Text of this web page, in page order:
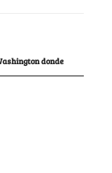
donde